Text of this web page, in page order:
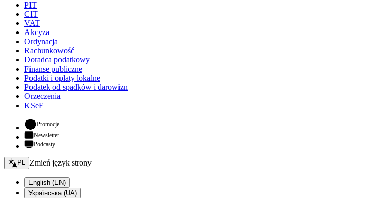
PIT
CIT
VAT
Akcyza
Ordynacja
Rachunkowość
Doradca podatkowy
Finanse publiczne
Podatki i opłaty lokalne
Podatek od spadków i darowizn
Orzeczenia
KSeF
Promocje- otwiera się w nowej karcie
Newsletter
Podcasty
Zmień język - bieżący:
PL Zmień język strony
English (EN)
Українська (UA)